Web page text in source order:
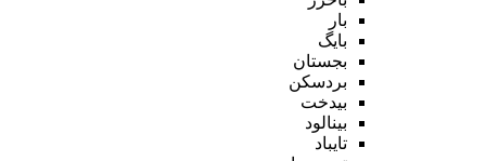
بار
بایگ
بجستان
بردسکن
بیدخت
بینالود
تایباد